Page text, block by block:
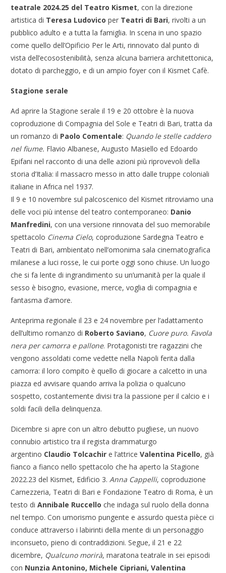
teatrale 2024.25 del Teatro Kismet, con la direzione
artistica di Teresa Ludovico per Teatri di Bari, rivolti a un
pubblico adulto e a tutta la famiglia. In scena in uno spazio
come quello dell’Opificio Per le Arti, rinnovato dal punto di
vista dell’ecosostenibilità, senza alcuna barriera architettonica,
dotato di parcheggio, e di un ampio foyer con il Kismet Cafè.
Stagione serale
Ad aprire la Stagione serale il 19 e 20 ottobre è la nuova
coproduzione di Compagnia del Sole e Teatri di Bari, tratta da
un romanzo di Paolo Comentale: Quando le stelle caddero
nel fiume. Flavio Albanese, Augusto Masiello ed Edoardo
Epifani nel racconto di una delle azioni più riprovevoli della
storia d’Italia: il massacro messo in atto dalle truppe coloniali
italiane in Africa nel 1937.
Il 9 e 10 novembre sul palcoscenico del Kismet ritroviamo una
delle voci più intense del teatro contemporaneo: Danio
Manfredini, con una versione rinnovata del suo memorabile
spettacolo Cinema Cielo, coproduzione Sardegna Teatro e
Teatri di Bari, ambientato nell’omonima sala cinematografica
milanese a luci rosse, le cui porte oggi sono chiuse. Un luogo
che si fa lente di ingrandimento su un’umanità per la quale il
sesso è bisogno, evasione, merce, voglia di compagnia e
fantasma d’amore.
Anteprima regionale il 23 e 24 novembre per l’adattamento
dell’ultimo romanzo di Roberto Saviano, Cuore puro. Favola
nera per camorra e pallone. Protagonisti tre ragazzini che
vengono assoldati come vedette nella Napoli ferita dalla
camorra: il loro compito è quello di giocare a calcetto in una
piazza ed avvisare quando arriva la polizia o qualcuno
sospetto, costantemente divisi tra la passione per il calcio e i
soldi facili della delinquenza.
Dicembre si apre con un altro debutto pugliese, un nuovo
connubio artistico tra il regista drammaturgo
argentino Claudio Tolcachir e l’attriceValentina Picello, già
fianco a fianco nello spettacolo che ha aperto la Stagione
2022.23 del Kismet, Edificio 3.Anna Cappelli, coproduzione
Carnezzeria, Teatri di Bari e Fondazione Teatro di Roma, è un
testo diAnnibale Ruccello che indaga sul ruolo della donna
nel tempo. Con umorismo pungente e assurdo questa pièce ci
conduce attraverso i labirinti della mente di un personaggio
inconsueto, pieno di contraddizioni. Segue, il 21 e 22
dicembre, Qualcuno morirà, maratona teatrale in sei episodi
con Nunzia Antonino, Michele Cipriani, Valentina